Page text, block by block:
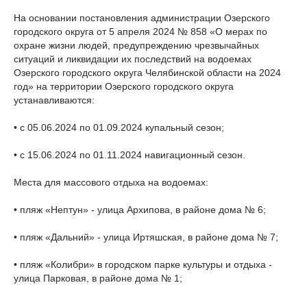
На основании постановления администрации Озерского
городского округа от 5 апреля 2024 № 858 «О мерах по
охране жизни людей, предупреждению чрезвычайных
ситуаций и ликвидации их последствий на водоемах
Озерского городского округа Челябинской области на 2024
год» на территории Озерского городского округа
устанавливаются:
• с 05.06.2024 по 01.09.2024 купальный сезон;
• с 15.06.2024 по 01.11.2024 навигационный сезон.
Места для массового отдыха на водоемах:
• пляж «Нептун» - улица Архипова, в районе дома № 6;
• пляж «Дальний» - улица Иртяшская, в районе дома № 7;
• пляж «Колибри» в городском парке культуры и отдыха -
улица Парковая, в районе дома № 1;